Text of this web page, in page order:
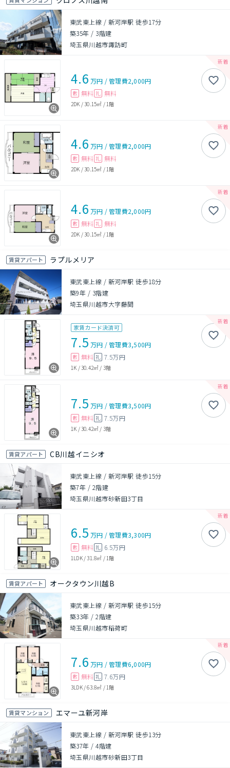
東武東上線 / 新河岸駅 徒歩17分
築35年 / 3階建
埼玉県川越市諏訪町
4.6 万円 /管理費2,000円
敷 無料 礼 無料
2DK /30.15㎡ / 1階
4.6 万円 /管理費2,000円
敷 無料 礼 無料
2DK /30.15㎡ / 1階
4.6 万円 /管理費2,000円
敷 無料 礼 無料
2DK /30.15㎡ / 1階
賃貸アパート ラプルメリア
東武東上線 / 新河岸駅 徒歩18分
築9年 / 3階建
埼玉県川越市大字藤間
家賃カード決済可
7.5 万円 /管理費3,500円
敷 無料 礼 7.5万円
1K /30.42㎡ / 3階
7.5 万円 /管理費3,500円
敷 無料 礼 7.5万円
1K /30.42㎡ / 3階
賃貸アパート CB川越イニシオ
東武東上線 / 新河岸駅 徒歩15分
築7年 / 2階建
埼玉県川越市砂新田3丁目
6.5 万円 /管理費3,300円
敷 無料 礼 6.5万円
1LDK/31.8㎡ / 1階
賃貸アパート オークタウン川越B
東武東上線 / 新河岸駅 徒歩15分
築33年 /2階建
埼玉県川越市稲荷町
7.6 万円 /管理費6,000円
敷 無料 礼 7.6万円
3LDK/63.8㎡ / 1階
賃貸マンション エマーユ新河岸
東武東上線 / 新河岸駅 徒歩13分
築37年 /4階建
埼玉県川越市砂新田3丁目